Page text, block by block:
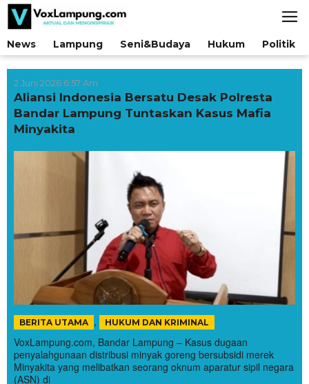
Lewati
konten
News
Lampung Seni&Budaya Hukum Politik
2 Juni 2026 6:57 Am
Aliansi Indonesia Bersatu Desak Polresta
Bandar Lampung Tuntaskan Kasus Mafia
Minyakita
BERITA UTAMA , HUKUM DAN KRIMINAL
VoxLampung.com, Bandar Lampung – Kasus dugaan
penyalahgunaan distribusi minyak goreng bersubsidi merek
Minyakita yang melibatkan seorang oknum aparatur sipil negara
(ASN) di